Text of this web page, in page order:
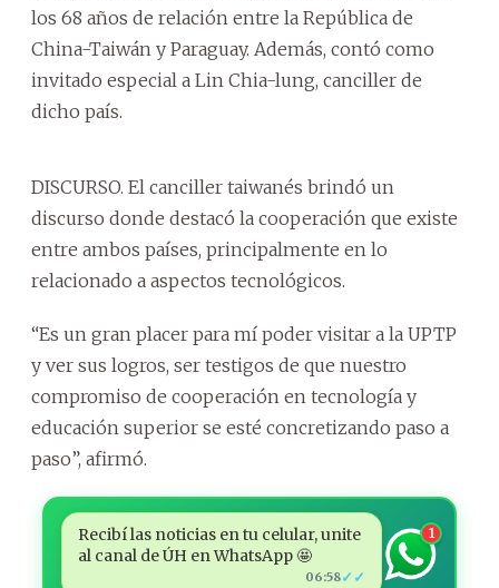
los 68 años de relación entre la República de
China-Taiwán y Paraguay. Además, contó como
invitado especial a Lin Chia-lung, canciller de
dicho país.
DISCURSO. El canciller taiwanés brindó un
discurso donde destacó la cooperación que existe
entre ambos países, principalmente en lo
relacionado a aspectos tecnológicos.
“Es un gran placer para mí poder visitar a la UPTP
y ver sus logros, ser testigos de que nuestro
compromiso de cooperación en tecnología y
educación superior se esté concretizando paso a
paso”, afirmó.
Recibí las noticias en tu celular, unite
al canal de ÚH en WhatsApp 🤩
06:58✓✓
1